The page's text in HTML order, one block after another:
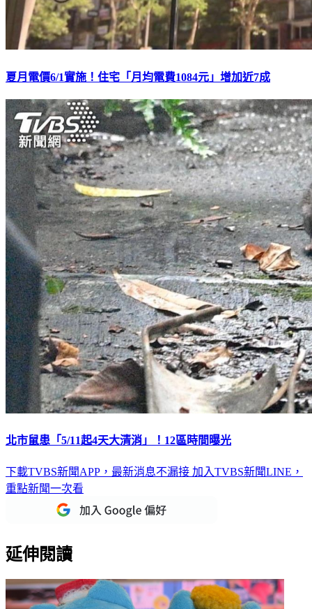
夏月電價6/1實施！住宅「月均電費1084元」增加近7成
北市鼠患「5/11起4天大清消」！12區時間曝光
下載TVBS新聞APP，最新消息不漏接 加入TVBS新聞LINE，
重點新聞一次看
延伸閱讀